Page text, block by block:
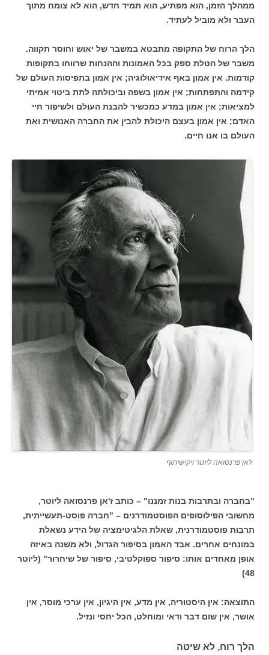
ממהלך הזמן, הוא מפתיע, הוא תמיד חדש, הוא לא צומח מתוך
העבר ולא מוביל לעתיד.
הלך הרוח של התקופה מתבטא במשבר של יאוש וחוסר תקווה.
משבר של הטלת ספק בכל האמונות וההנחות שרווחו בתקופות
קודמות. אין אמון באף אידיאולוגיה; אין אמון בתפיסות העולם של
קידמה והתפתחות; אין אמון בשפה וביכולתה לתת ביטוי אמיתי
למציאות; אין אמון במדע כמכשיר להבנת העולם ולשיפור חיי
האדם; אין אמון בעצם היכולת להבין את החברה האנושית ואת
העולם בו אנו חיים.
ז'אן פרנסואה ליוטר ויקישיתוף
"בחברה ובתרבות בנות זמננו" – כותב ז'אן פרנסואה ליוטר,
מחשובי הפילוסופים הפוסטמודרנים – "חברה פוסט-תעשייתית,
תרבות פוסטמודרנית, שאלת הלגיטימציה של הידע נשאלת
במונחים אחרים. אבד האמון בסיפור הגדול, ולא משנה באיזה
אופן מאחדים אותו: סיפור ספוקלטיבי, סיפור של שיחרור" (ליוטר
48)
התוצאה: אין היסטוריה, אין מדע, אין היגיון, אין ערכי מוסר, אין
אושר, אין שום דבר ודאי ומוחלט, הכל יחסי ונזיל.
הלך רוח, לא שיטה